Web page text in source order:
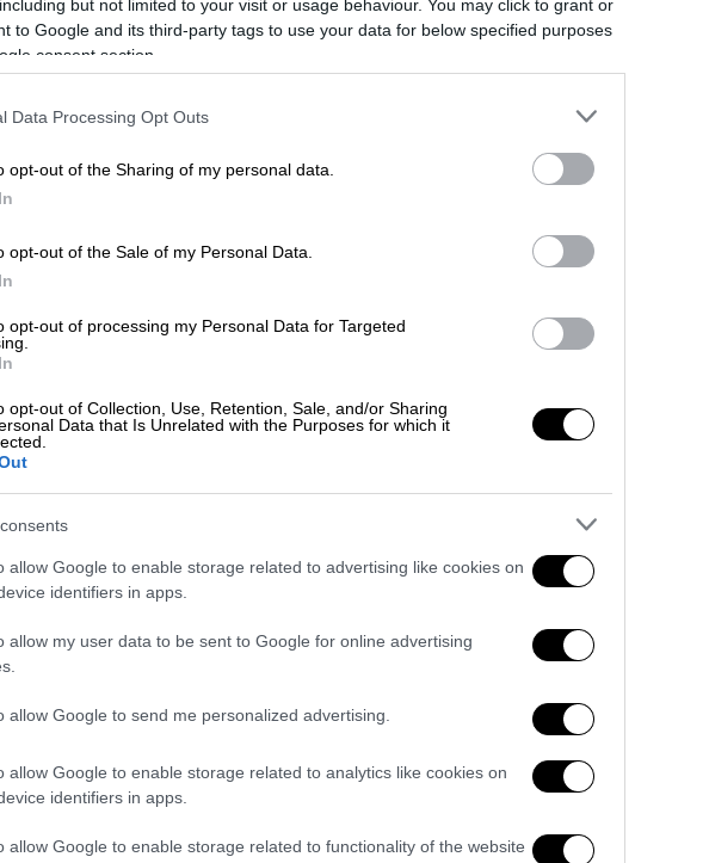
but not limited to your visit or usage behaviour. You may click to grant or
to Google and its third-party tags to use your data for below specified purposes
consent section.
Data Processing Opt Outs
opt-out of the Sharing of my personal data.
opt-out of the Sale of my Personal Data.
opt-out of processing my Personal Data for Targeted
opt-out of Collection, Use, Retention, Sale, and/or Sharing
Data that Is Unrelated with the Purposes for which it
allow Google to enable storage related to advertising like cookies on
identifiers in apps.
allow my user data to be sent to Google for online advertising
allow Google to send me personalized advertising.
allow Google to enable storage related to analytics like cookies on
identifiers in apps.
allow Google to enable storage related to functionality of the website
έχουμε όλη την ώρα» -
το πολιτικό σύστημα σε
για να μην παρεξηγούμαι, για το
αυτό καθαυτό, μέσω της ΕΥΠ και
για το οποίο έχουμε και την απόφαση
έχουμε και περαιτέρω έρευνα σε
πολιτικά, ως πολιτική οντότητα, έπεσαν
δηλαδή είναι η
εν τέλει οι υποκλέπτοντες,
αλλά μιλάω για την ίδια πολιτική
έναν πιο, ας πούμε, τρυφερό όρο.
κατά της
προσδίδονται πολιτικοί όροι με
την εντύπωση ότι αυτό συνιστά
«Πολιτικά η κυβέρνηση και οι
στην κ. Κοβέσι, δημιουργούν τις
απολύτως υποχρεωτική» .